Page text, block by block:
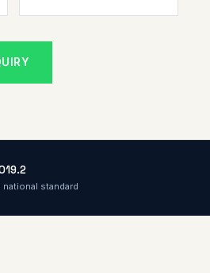
national standard